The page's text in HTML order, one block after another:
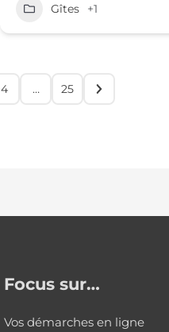
Gîtes +1
4 … 25
Focus sur…
Vos démarches en ligne